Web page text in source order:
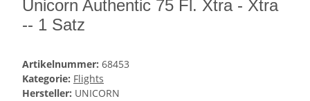
Unicorn Authentic 75 Fl. Xtra - Xtra
-- 1 Satz
Artikelnummer: 68453
Kategorie: Flights
Hersteller: UNICORN